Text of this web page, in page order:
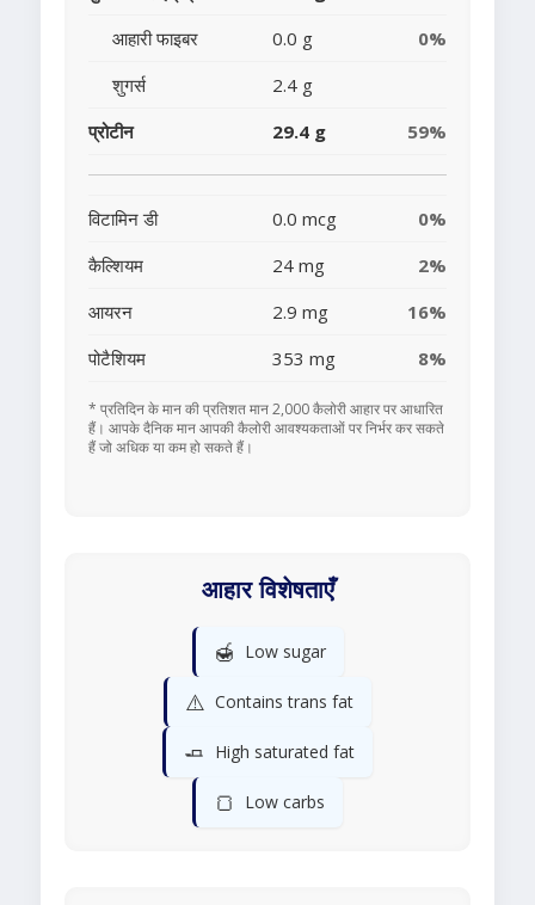
आहारी फाइबर
0.0 g
0%
शुगर्स
2.4 g
प्रोटीन
29.4 g 59%
विटामिन डी 0.0 mcg
0%
कैल्शियम
24 mg
2%
आयरन
2.9 mg
16%
पोटैशियम
353 mg 8%
* प्रतिदिन के मान की प्रतिशत मान 2,000 कैलोरी आहार पर आधारित
हैं। आपके दैनिक मान आपकी कैलोरी आवश्यकताओं पर निर्भर कर सकते
हैं जो अधिक या कम हो सकते हैं।
आहार विशेषताएँ
🍯 Low sugar
⚠️ Contains trans fat
🧈 High saturated fat
🍞 Low carbs